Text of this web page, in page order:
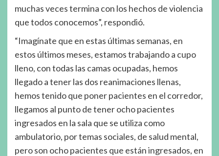
muchas veces termina con los hechos de violencia
que todos conocemos”, respondió.
“Imagínate que en estas últimas semanas, en
estos últimos meses, estamos trabajando a cupo
lleno, con todas las camas ocupadas, hemos
llegado a tener las dos reanimaciones llenas,
hemos tenido que poner pacientes en el corredor,
llegamos al punto de tener ocho pacientes
ingresados en la sala que se utiliza como
ambulatorio, por temas sociales, de salud mental,
pero son ocho pacientes que están ingresados, en